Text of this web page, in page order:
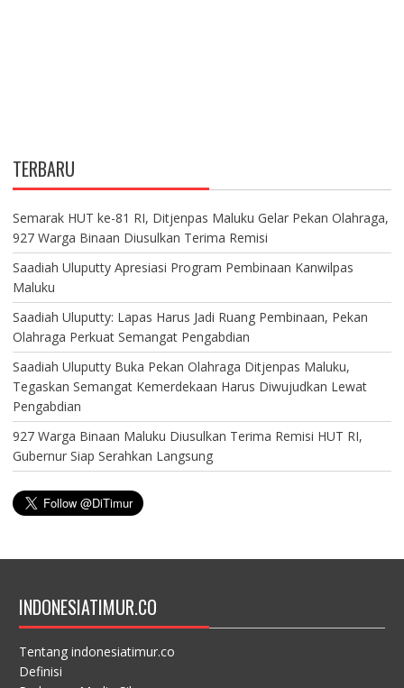
TERBARU
Semarak HUT ke-81 RI, Ditjenpas Maluku Gelar Pekan Olahraga,
927 Warga Binaan Diusulkan Terima Remisi
Saadiah Uluputty Apresiasi Program Pembinaan Kanwilpas
Maluku
Saadiah Uluputty: Lapas Harus Jadi Ruang Pembinaan, Pekan
Olahraga Perkuat Semangat Pengabdian
Saadiah Uluputty Buka Pekan Olahraga Ditjenpas Maluku,
Tegaskan Semangat Kemerdekaan Harus Diwujudkan Lewat
Pengabdian
927 Warga Binaan Maluku Diusulkan Terima Remisi HUT RI,
Gubernur Siap Serahkan Langsung
INDONESIATIMUR.CO
Tentang indonesiatimur.co
Definisi